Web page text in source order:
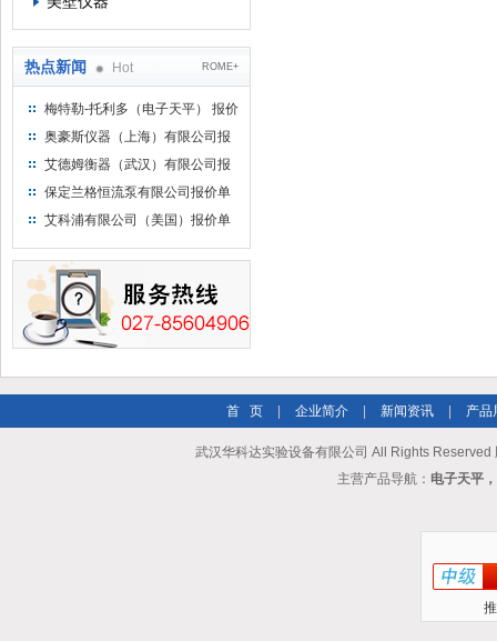
热点新闻 Hot ROME+
梅特勒-托利多（电子天平） 报价
单
奥豪斯仪器（上海）有限公司报
价单
艾德姆衡器（武汉）有限公司报
价单
保定兰格恒流泵有限公司报价单
艾科浦有限公司（美国）报价单
首 页 企业简介 新闻资讯 产品
武汉华科达实验设备有限公司 All Rights Reserved
主营产品导航： 电子天平